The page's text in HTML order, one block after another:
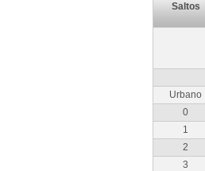
Saltos
Urbano
0
1
2
3